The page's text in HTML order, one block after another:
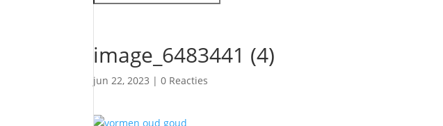
image_6483441 (4)
jun 22, 2023 |0 Reacties